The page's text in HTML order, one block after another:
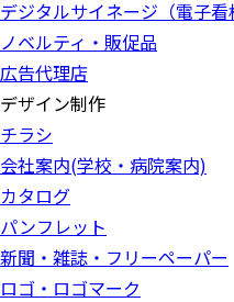
デジタルサイネージ（電子看
ノベルティ・販促品
広告代理店
デザイン制作
チラシ
会社案内(学校・病院案内)
カタログ
パンフレット
新聞・雑誌・フリーペーパー
ロゴ・ロゴマーク